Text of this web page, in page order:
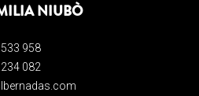
NIUBÒ
958
082